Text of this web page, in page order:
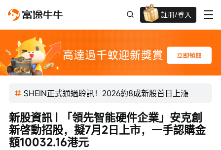
註冊/登入
高達過千蚊獎賞
SHEIN正式通過聆訊！2026約8成新股首日上漲
新股資訊 | 「領先智能硬件企業」安克創
新啓動招股，擬7月2日上市，一手認購金
額10032.16港元